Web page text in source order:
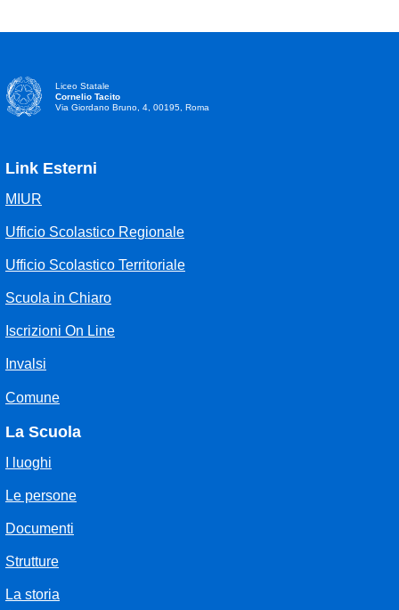
Liceo Statale
Cornelio Tacito
Via Giordano Bruno, 4, 00195, Roma
Link Esterni
MIUR
Ufficio Scolastico Regionale
Ufficio Scolastico Territoriale
Scuola in Chiaro
Iscrizioni On Line
Invalsi
Comune
La Scuola
I luoghi
Le persone
Documenti
Strutture
La storia